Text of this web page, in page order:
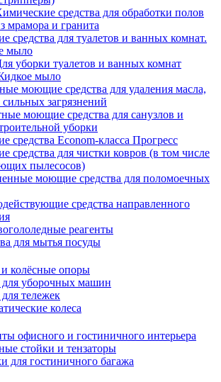
средства для обработки полов
мрамора и гранита
средства для туалетов и ванных комнат.
мыло
уборки туалетов и ванных комнат
мыло
моющие средства для удаления масла,
загрязнений
моющие средства для санузлов и
уборки
средства Econom-класса Прогресс
средства для чистки ковров (в том числе
пылесосов)
моющие средства для поломоечных
средства направленного
реагенты
для мытья посуды
и колёсные опоры
для уборочных машин
тележек
колеса
офисного и гостиничного интерьера
стойки и тензаторы
для гостиничного багажа